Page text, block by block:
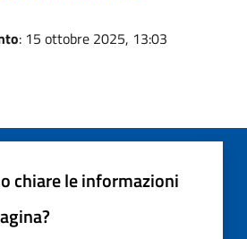
: 15 ottobre 2025, 13:03
chiare le informazioni